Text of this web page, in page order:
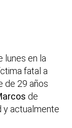
lunes en la
fatal a
de 29 años
de
y actualmente